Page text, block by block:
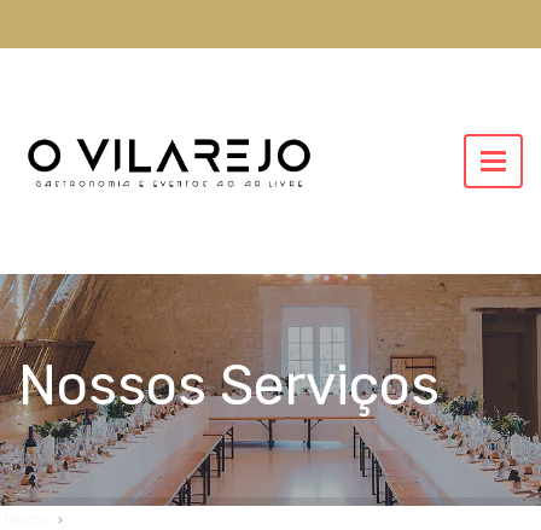
Nossos Serviços